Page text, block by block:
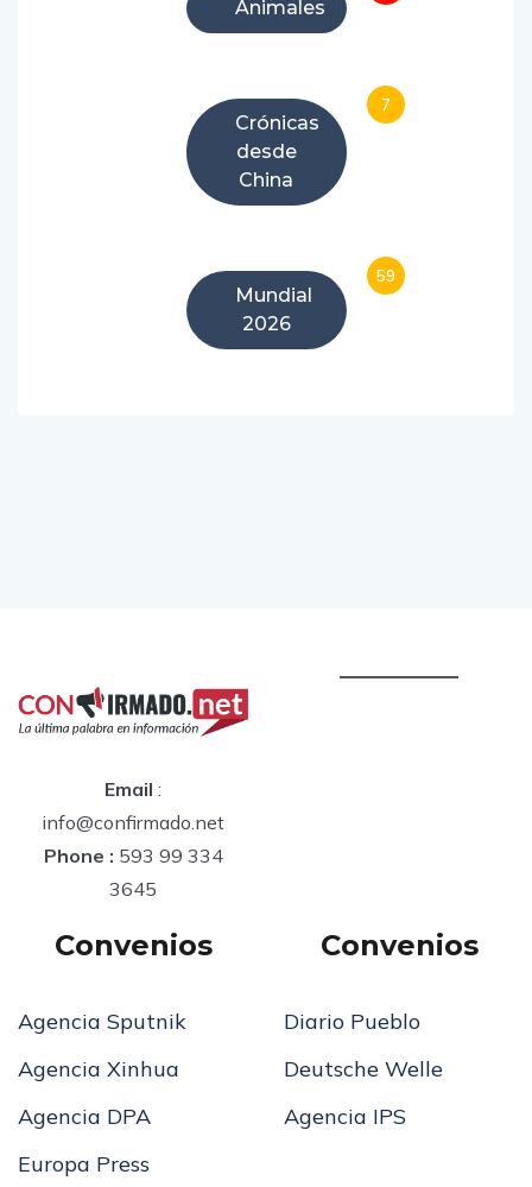
Animales
Crónicas
desde
China
7
Mundial
2026
59
Email :
info@confirmado.net
Phone : 593 99 334
3645
Convenios
Agencia Sputnik
Agencia Xinhua
Agencia DPA
Europa Press
Convenios
Diario Pueblo
Deutsche Welle
Agencia IPS